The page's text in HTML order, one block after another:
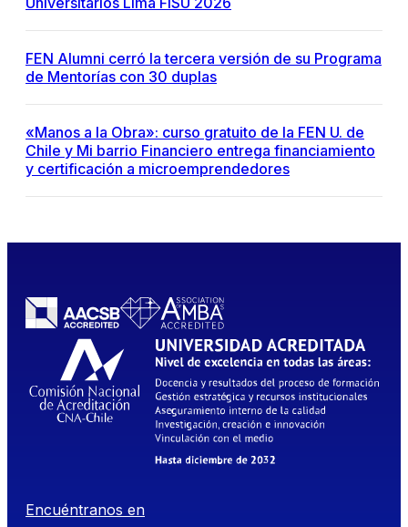
FEN Alumni cerró la tercera versión de su Programa
de Mentorías con 30 duplas
«Manos a la Obra»: curso gratuito de la FEN U. de
Chile y Mi barrio Financiero entrega financiamiento
y certificación a microemprendedores
Encuéntranos en